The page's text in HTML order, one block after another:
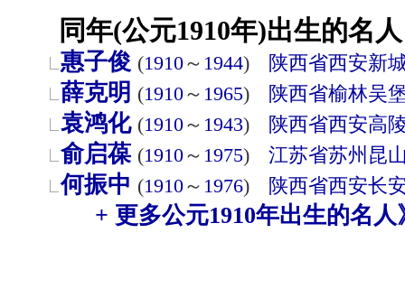
同年(公元1910年)出生的名
惠子俊 (1910～ 1944) 陕西省西安新
薛克明 (1910～ 1965) 陕西省榆林吴
袁鸿化 (1910～ 1943) 陕西省西安高
俞启葆 (1910～ 1975) 江苏省苏州 昆
何振中 (1910～ 1976) 陕西省西安长
+ 更多公元1910年出生的名人